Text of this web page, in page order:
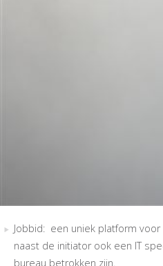
Jobbid: een uniek platform
naast de initiator ook een IT
bureau betrokken zijn.